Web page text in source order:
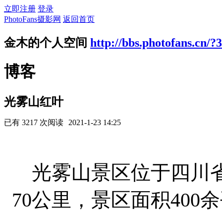
立即注册 登录
PhotoFans摄影网 返回首页
金木的个人空间 http://bbs.photofans.cn/
博客
光雾山红叶
已有 3217 次阅读 2021-1-23 14:25
光雾山景区位于四川
70公里，景区面积400